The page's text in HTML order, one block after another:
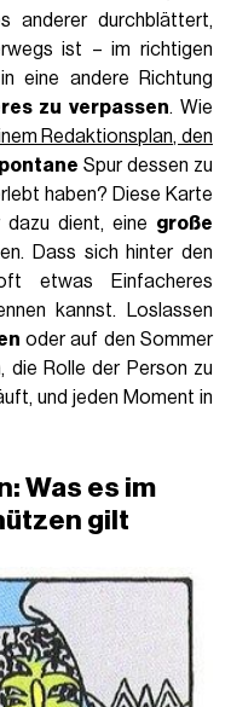
anderer durchblättert,
ist – im richtigen
eine andere Richtung
zu verpassen. Wie
Redaktionsplan, den
Spur dessen zu
haben? Diese Karte
dient, eine große
Dass sich hinter den
etwas Einfacheres
kannst. Loslassen
oder auf den Sommer
die Rolle der Person zu
und jeden Moment in
Was es im
gilt